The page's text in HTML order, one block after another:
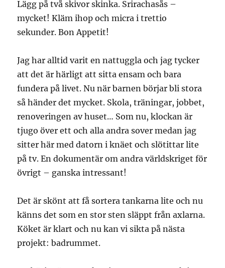
Lägg på två skivor skinka. Srirachasås –
mycket! Kläm ihop och micra i trettio
sekunder. Bon Appetit!
Jag har alltid varit en nattuggla och jag tycker
att det är härligt att sitta ensam och bara
fundera på livet. Nu när barnen börjar bli stora
så händer det mycket. Skola, träningar, jobbet,
renoveringen av huset… Som nu, klockan är
tjugo över ett och alla andra sover medan jag
sitter här med datorn i knäet och slötittar lite
på tv. En dokumentär om andra världskriget för
övrigt – ganska intressant!
Det är skönt att få sortera tankarna lite och nu
känns det som en stor sten släppt från axlarna.
Köket är klart och nu kan vi sikta på nästa
projekt: badrummet.